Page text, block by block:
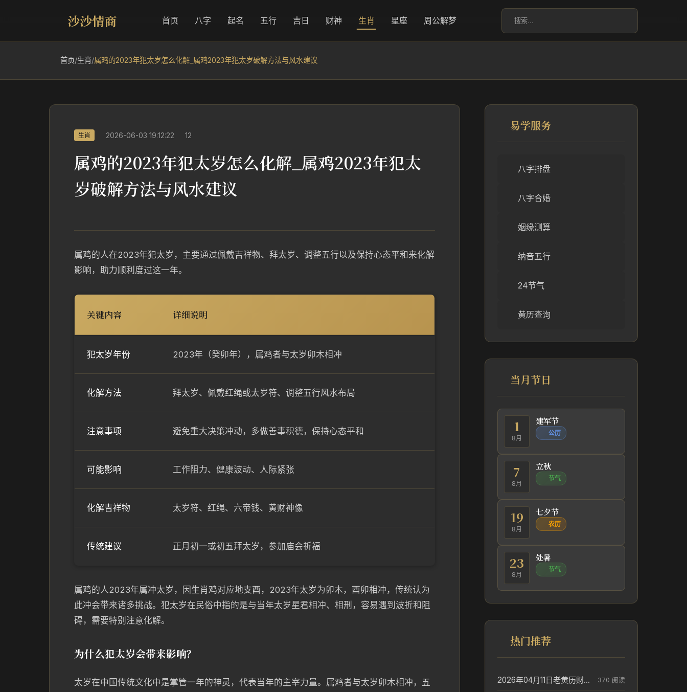
沙沙情商 首页 八字 起名 五行 吉日 财神 生肖 星座 周公解梦
首页/生肖/属鸡的2023年犯太岁怎么化解_属鸡2023年犯太岁破解方法与风水建议
生肖 2026-06-03 19:12:22 12
属鸡的2023年犯太岁怎么化解_属鸡2023年犯太
岁破解方法与风水建议
属鸡的人在2023年犯太岁，主要通过佩戴吉祥物、拜太岁、调整五行以及保持心态平和来化解
影响，助力顺利度过这一年。
关键内容 详细说明
犯太岁年份 2023年（癸卯年），属鸡者与太岁卯木相冲
化解方法 拜太岁、佩戴红绳或太岁符、调整五行风水布局
注意事项 避免重大决策冲动，多做善事积德，保持心态平和
可能影响 工作阻力、健康波动、人际紧张
化解吉祥物 太岁符、红绳、六帝钱、黄财神像
传统建议 正月初一或初五拜太岁，参加庙会祈福
属鸡的人2023年属冲太岁，因生肖鸡对应地支酉，2023年太岁为卯木，酉卯相冲，传统认为
此冲会带来诸多挑战。犯太岁在民俗中指的是与当年太岁星君相冲、相刑，容易遇到波折和阻
碍，需要特别注意化解。
为什么犯太岁会带来影响？
太岁在中国传统文化中是掌管一年的神灵，代表当年的主宰力量。属鸡者与太岁卯木相冲，五
易学服务
八字排盘
八字合婚
姻缘测算
纳音五行
24节气
黄历查询
当月节日
1
8月
建军节
公历
7
8月
立秋
节气
19
8月
七夕节
农历
23
8月
处暑
节气
热门推荐
2026年04月11日老黄历财神方位_财神方位与供奉讲究 370 阅读